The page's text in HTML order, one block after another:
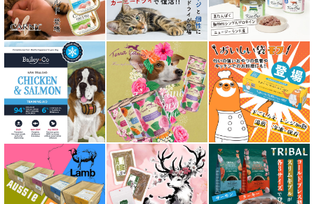
アディクション Addiction
アニモンダ ANIMONDA
アマノヴァ Amanova
アルモネイチャー almo nature
アンブロシア AMBROSIA
アートゥー AATU